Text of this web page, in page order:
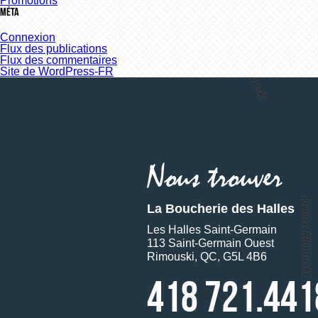
Méta
Connexion
Flux des publications
Flux des commentaires
Site de WordPress-FR
La Boucherie des Halles
Les Halles Saint-Germain
113 Saint-Germain Ouest
Rimouski, QC, G5L 4B6
418